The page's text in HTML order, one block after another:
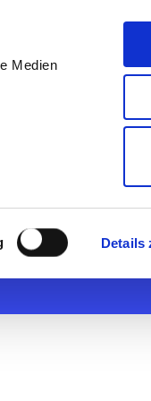
Medien
Details
d) *